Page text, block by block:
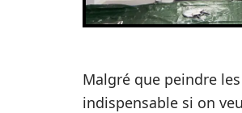
Malgré que peindre
indispensable si on